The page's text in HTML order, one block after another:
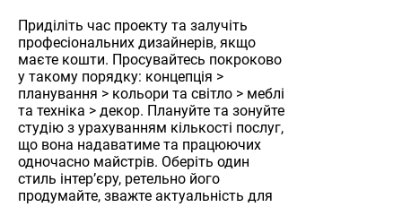
Приділіть час проекту та залучіть
професіональних дизайнерів, якщо
маєте кошти. Просувайтесь покроково
у такому порядку: концепція >
планування > кольори та світло > меблі
та техніка > декор. Плануйте та зонуйте
студію з урахуванням кількості послуг,
що вона надаватиме та працюючих
одночасно майстрів. Оберіть один
стиль інтер’єру, ретельно його
продумайте, зважте актуальність для